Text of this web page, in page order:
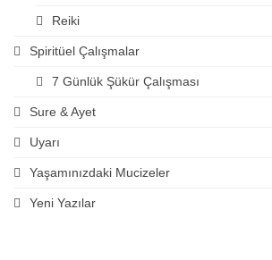
Reiki
Spiritüel Çalışmalar
7 Günlük Şükür Çalışması
Sure & Ayet
Uyarı
Yaşamınızdaki Mucizeler
Yeni Yazılar